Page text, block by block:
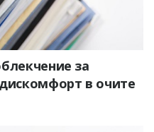
за
в очите